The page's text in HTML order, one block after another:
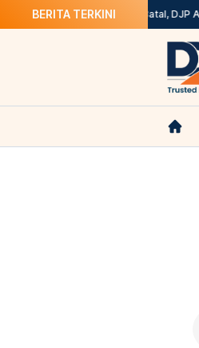
BERITA TERKINI
Ini Solusinya Kepdirjen Batal, DJP